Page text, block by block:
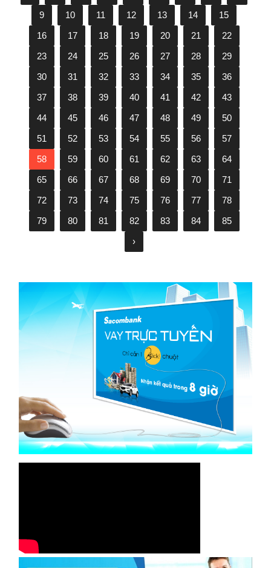
9
10 11 12 13 14
15
16
17 18 19 20 21
22
23
24 25 26 27 28
29
30
31 32 33 34 35
36
37
38 39 40 41 42
43
44
45 46 47 48 49
50
51
52 53 54 55 56
57
58
59 60 61 62 63
64
65
66 67 68 69 70
71
72
73 74 75 76 77
78
79
80 81 82 83 84
85
›